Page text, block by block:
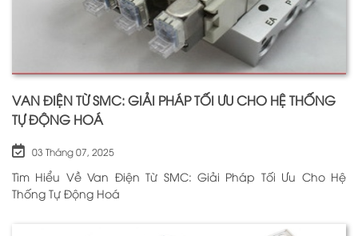
VAN ĐIỆN TỪ SMC: GIẢI PHÁP TỐI ƯU CHO HỆ THỐNG
TỰ ĐỘNG HOÁ
03 Tháng 07, 2025
Tìm Hiểu Về Van Điện Từ SMC: Giải Pháp Tối Ưu Cho Hệ
Thống Tự Động Hoá